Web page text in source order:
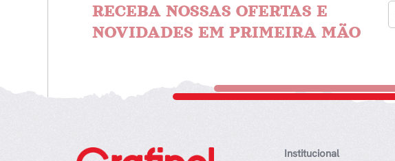
RECEBA NOSSAS OFERTAS E
NOVIDADES EM PRIMEIRA MÃO
Institucional